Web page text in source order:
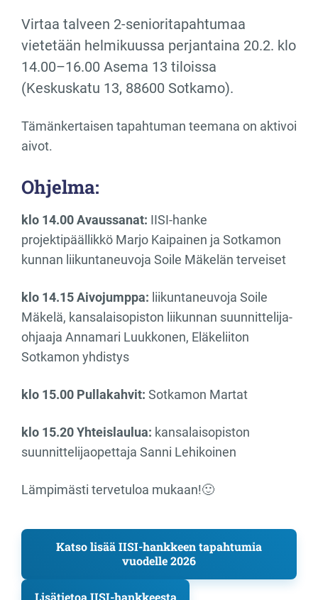
Virtaa talveen 2-senioritapahtumaa
vietetään helmikuussa perjantaina 20.2. klo
14.00–16.00 Asema 13 tiloissa
(Keskuskatu 13, 88600 Sotkamo).
Tämänkertaisen tapahtuman teemana on aktivoi
aivot.
Ohjelma:
klo 14.00 Avaussanat: IISI-hanke
projektipäällikkö Marjo Kaipainen ja Sotkamon
kunnan liikuntaneuvoja Soile Mäkelän terveiset
klo 14.15 Aivojumppa: liikuntaneuvoja Soile
Mäkelä, kansalaisopiston liikunnan suunnittelija-
ohjaaja Annamari Luukkonen, Eläkeliiton
Sotkamon yhdistys
klo 15.00 Pullakahvit: Sotkamon Martat
klo 15.20 Yhteislaulua: kansalaisopiston
suunnittelijaopettaja Sanni Lehikoinen
Lämpimästi tervetuloa mukaan!🙂
Katso lisää IISI-hankkeen tapahtumia
vuodelle 2026
Lisätietoa IISI-hankkeesta